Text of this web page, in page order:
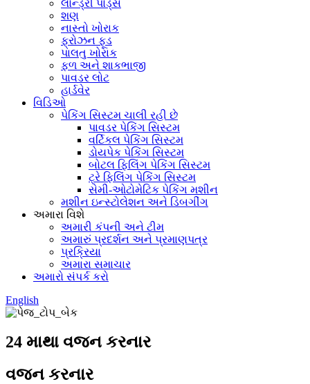
લોન્ડ્રી પોડ્સ
શણ
નાસ્તો ખોરાક
ફ્રોઝન ફૂડ
પાલતુ ખોરાક
ફળ અને શાકભાજી
પાવડર લોટ
હાર્ડવેર
વિડિઓ
પેકિંગ સિસ્ટમ ચાલી રહી છે
પાવડર પેકિંગ સિસ્ટમ
વર્ટિકલ પેકિંગ સિસ્ટમ
ડોયપેક પેકિંગ સિસ્ટમ
બોટલ ફિલિંગ પેકિંગ સિસ્ટમ
ટ્રે ફિલિંગ પેકિંગ સિસ્ટમ
સેમી-ઓટોમેટિક પેકિંગ મશીન
મશીન ઇન્સ્ટોલેશન અને ડિબગીંગ
અમારા વિશે
અમારી કંપની અને ટીમ
અમારું પ્રદર્શન અને પ્રમાણપત્ર
પ્રક્રિયા
અમારા સમાચાર
અમારો સંપર્ક કરો
English
24 માથા વજન કરનાર
વજન કરનાર